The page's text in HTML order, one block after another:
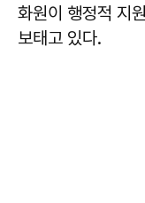
화원이 행정적 지
보태고 있다.